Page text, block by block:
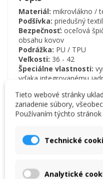
Materiál: mikrovlákno /
Podšívka: priedušný textil
Bezpečnosť: oceľová
obsahu kovov
Podrážka: PU / TPU
Veľkosti: 36 - 42
Špeciálne vlastnosti: v
vďaka integrovanému
Tieto webové stránky
zariadenie súbory,
Používaním týchto
Technické
Analytické